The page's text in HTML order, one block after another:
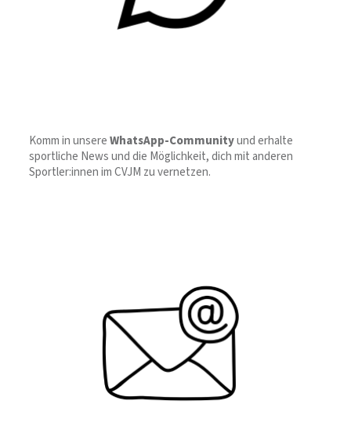
Komm in unsereWhatsApp-Communityund erhalte
sportliche News und die Möglichkeit, dich mit anderen
Sportler:innen im CVJM zu vernetzen.